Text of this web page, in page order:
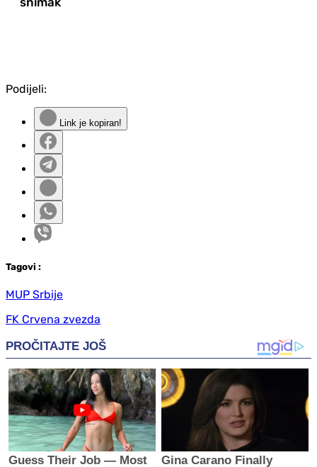
Podijeli:
Link je kopiran!
Tagovi :
MUP Srbije
FK Crvena zvezda